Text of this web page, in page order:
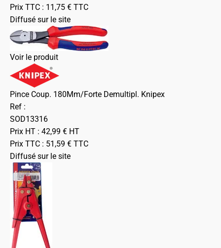
Prix TTC : 11,75 € TTC
Diffusé sur le site
Voir le produit
Pince Coup. 180Mm/Forte Demultipl. Knipex
Ref :
SOD13316
Prix HT : 42,99 € HT
Prix TTC : 51,59 € TTC
Diffusé sur le site